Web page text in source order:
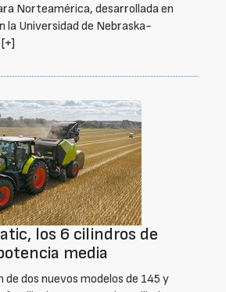
Norteamérica, desarrollada en
la Universidad de Nebraska-
[+]
los 6 cilindros de
media
de dos nuevos modelos de 145 y